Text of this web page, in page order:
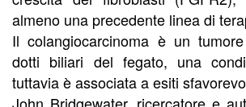
almeno una precedente linea di
Il colangiocarcinoma è un
dotti biliari del fegato, una
tuttavia è associata a esiti
John Bridgewater, ricercatore e